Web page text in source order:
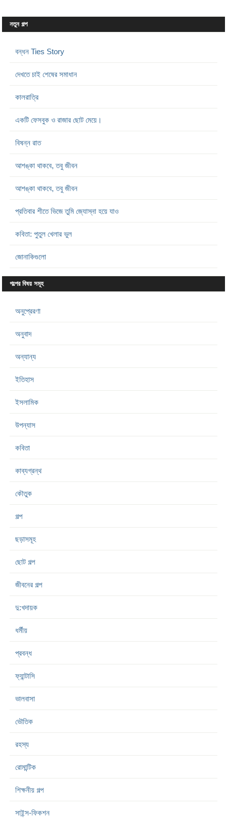
নতুন গল্প
বন্ধন Ties Story
দেখতে চাই শেষের সমাধান
কালরাত্রি
একটি ফেসবুক ও রাজার ছোট মেয়ে।
বিষন্ন রাত
আশঙ্কা থাকবে, তবু জীবন
আশঙ্কা থাকবে, তবু জীবন
প্রতিবার শীতে ভিজে তুমি জ্যোস্না হয়ে যাও
কবিতা: পুতুল খেলার ভুল
জোনাকিগুলো
গল্পের বিষয় সমূহ
অনুপ্রেরণা
অনুবাদ
অন্যান্য
ইতিহাস
ইসলামিক
উপন্যাস
কবিতা
কাব্যগ্রন্থ
কৌতুক
গল্প
ছড়াসমূহ
ছোট গল্প
জীবনের গল্প
দু:খদায়ক
ধর্মীয়
প্রবন্ধ
ফ্যান্টাসি
ভালবাসা
ভৌতিক
রহস্য
রোমান্টিক
শিক্ষনীয় গল্প
সাইন্স-ফিকশন